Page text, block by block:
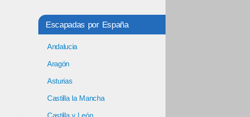
Escapadas por España
Andalucia
Aragón
Asturias
Castilla la Mancha
Castilla y León